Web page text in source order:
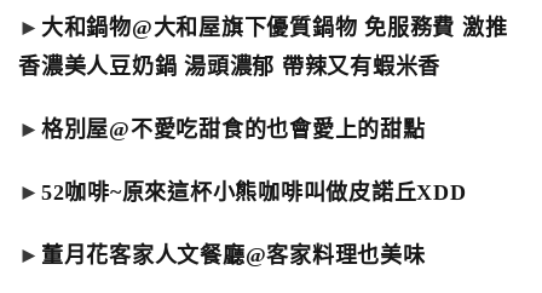
► 大和鍋物@大和屋旗下優質鍋物 免服務費 激推
香濃美人豆奶鍋 湯頭濃郁 帶辣又有蝦米香
► 格別屋@不愛吃甜食的也會愛上的甜點
► 52咖啡~原來這杯小熊咖啡叫做皮諾丘XDD
► 董月花客家人文餐廳@客家料理也美味